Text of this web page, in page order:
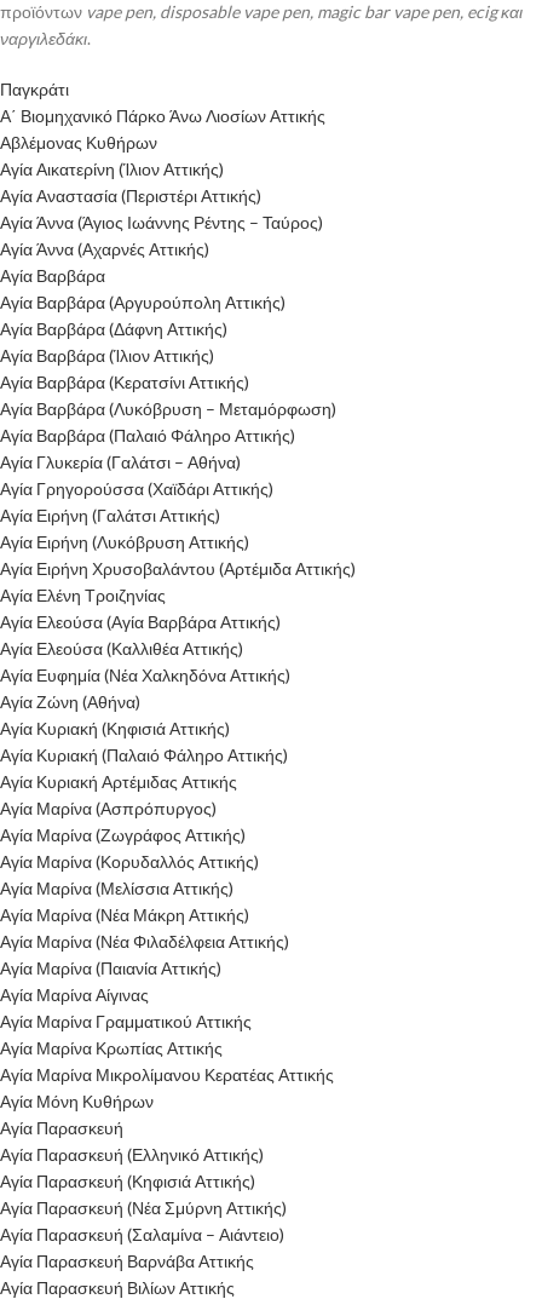
προϊόντων vape pen, disposable vape pen, magic bar vape pen, ecig και
ναργιλεδάκι.
Παγκράτι
Α΄ Βιομηχανικό Πάρκο Άνω Λιοσίων Αττικής
Αβλέμονας Κυθήρων
Αγία Αικατερίνη (Ίλιον Αττικής)
Αγία Αναστασία (Περιστέρι Αττικής)
Αγία Άννα (Άγιος Ιωάννης Ρέντης – Ταύρος)
Αγία Άννα (Αχαρνές Αττικής)
Αγία Βαρβάρα
Αγία Βαρβάρα (Αργυρούπολη Αττικής)
Αγία Βαρβάρα (Δάφνη Αττικής)
Αγία Βαρβάρα (Ίλιον Αττικής)
Αγία Βαρβάρα (Κερατσίνι Αττικής)
Αγία Βαρβάρα (Λυκόβρυση – Μεταμόρφωση)
Αγία Βαρβάρα (Παλαιό Φάληρο Αττικής)
Αγία Γλυκερία (Γαλάτσι – Αθήνα)
Αγία Γρηγορούσσα (Χαϊδάρι Αττικής)
Αγία Ειρήνη (Γαλάτσι Αττικής)
Αγία Ειρήνη (Λυκόβρυση Αττικής)
Αγία Ειρήνη Χρυσοβαλάντου (Αρτέμιδα Αττικής)
Αγία Ελένη Τροιζηνίας
Αγία Ελεούσα (Αγία Βαρβάρα Αττικής)
Αγία Ελεούσα (Καλλιθέα Αττικής)
Αγία Ευφημία (Νέα Χαλκηδόνα Αττικής)
Αγία Ζώνη (Αθήνα)
Αγία Κυριακή (Κηφισιά Αττικής)
Αγία Κυριακή (Παλαιό Φάληρο Αττικής)
Αγία Κυριακή Αρτέμιδας Αττικής
Αγία Μαρίνα (Ασπρόπυργος)
Αγία Μαρίνα (Ζωγράφος Αττικής)
Αγία Μαρίνα (Κορυδαλλός Αττικής)
Αγία Μαρίνα (Μελίσσια Αττικής)
Αγία Μαρίνα (Νέα Μάκρη Αττικής)
Αγία Μαρίνα (Νέα Φιλαδέλφεια Αττικής)
Αγία Μαρίνα (Παιανία Αττικής)
Αγία Μαρίνα Αίγινας
Αγία Μαρίνα Γραμματικού Αττικής
Αγία Μαρίνα Κρωπίας Αττικής
Αγία Μαρίνα Μικρολίμανου Κερατέας Αττικής
Αγία Μόνη Κυθήρων
Αγία Παρασκευή
Αγία Παρασκευή (Ελληνικό Αττικής)
Αγία Παρασκευή (Κηφισιά Αττικής)
Αγία Παρασκευή (Νέα Σμύρνη Αττικής)
Αγία Παρασκευή (Σαλαμίνα – Αιάντειο)
Αγία Παρασκευή Βαρνάβα Αττικής
Αγία Παρασκευή Βιλίων Αττικής